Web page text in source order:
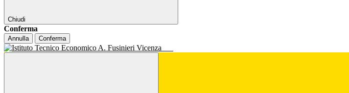
Chiudi
Conferma
Annulla Conferma